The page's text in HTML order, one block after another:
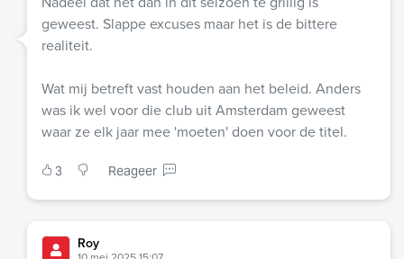
geweest. Slappe excuses maar het is de bittere
realiteit.
Wat mij betreft vast houden aan het beleid. Anders
was ik wel voor die club uit Amsterdam geweest
waar ze elk jaar mee 'moeten' doen voor de titel.
3 Reageer
Roy